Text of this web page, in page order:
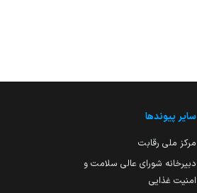
سایر پیوندها
مرکز ملی رقابت
دبیرخانه شورای عالی سلامت و
امنیت غذایی